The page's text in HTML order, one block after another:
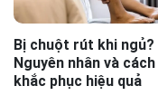
Bị chuột rút khi ngủ?
Nguyên nhân và cách
khắc phục hiệu quả